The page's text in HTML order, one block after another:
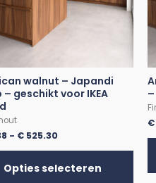
walnut – Japandi
– geschikt voor IKEA
- € 525.30
Opties selecteren
€